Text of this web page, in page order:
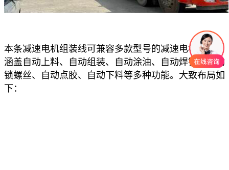
本条减速电机组装线可兼容多款型号的减速电机组装，
涵盖自动上料、自动组装、自动涂油、自动焊锡、自动
锁螺丝、自动点胶、自动下料等多种功能。大致布局如
下：